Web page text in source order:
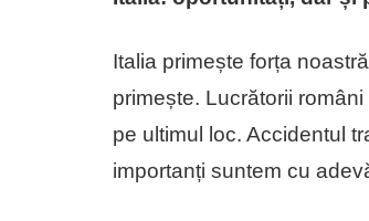
Italia primește forța
primește. Lucrătorii
pe ultimul loc. Accidentul
importanți suntem cu